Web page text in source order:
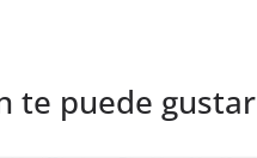
te puede gustar